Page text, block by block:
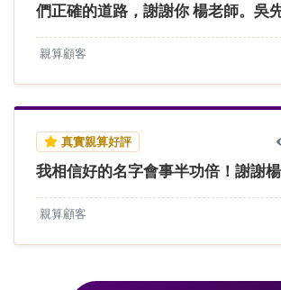
們正確的道路，謝謝你 楊老師。吳
親算顧客
真實親算好評
我相信好的名字會事半功倍！謝謝
親算顧客